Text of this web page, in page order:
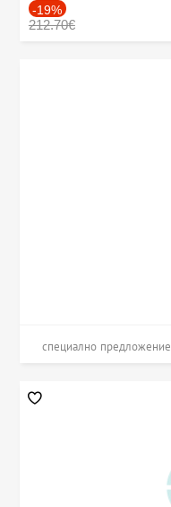
-19%
212.70€
специално предложение